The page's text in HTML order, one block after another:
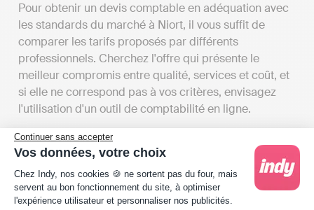
Continuer sans accepter
Vos données, votre choix
Plateforme de Gestion du Consentement :
Chez Indy, nos cookies 🍪 ne sortent pas du four, mais
servent au bon fonctionnement du site, à optimiser
l'expérience utilisateur et personnaliser nos publicités.
Pour obtenir un devis comptable en adéquation avec
les standards du marché à Niort, il vous suffit de
comparer les tarifs proposés par différents
professionnels. Cherchez l'offre qui présente le
meilleur compromis entre qualité, services et coût, et
si elle ne correspond pas à vos critères, envisagez
l'utilisation d'un outil de comptabilité en ligne.
Analyser les tarifs des services
comptables à Niort
Pour recevoir un devis d'expert-comptable répondant